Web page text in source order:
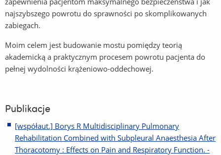
najszybszego powrotu do sprawności po skomplikowanych
zabiegach.
Moim celem jest budowanie mostu pomiędzy teorią
akademicką a praktycznym procesem powrotu pacjenta do
pełnej wydolności krążeniowo-oddechowej.
Publikacje
[współaut.] Borys R Multidisciplinary Pulmonary
Rehabilitation Combined with Subpleural Anaesthesia After
Thoracotomy : Effects on Pain and Respiratory Function. -